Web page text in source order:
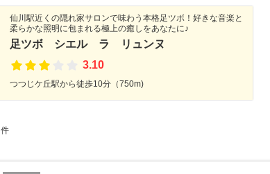
仙川駅近くの隠れ家サロンで味わう本格足ツボ！好きな音楽と
柔らかな照明に包まれる極上の癒しをあなたに♪
足ツボ シエル ラ リュンヌ
3.10
つつじケ丘駅から徒歩10分（750m)
件